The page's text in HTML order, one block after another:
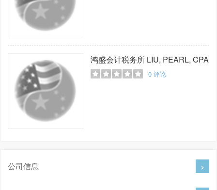
鸿盛会计税务所LIU, PEARL, CPA
0评论
公司信息